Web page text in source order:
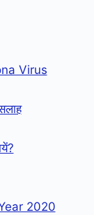
Virus
2020